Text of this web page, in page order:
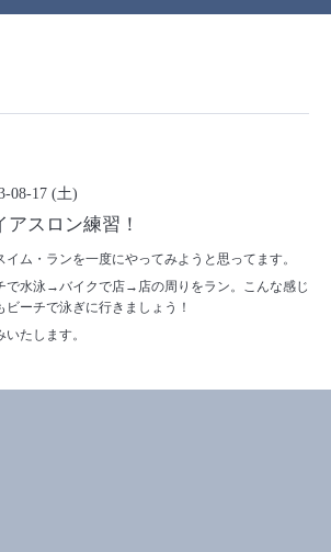
08-17 (土)
スロン練習！
ム・ランを一度にやってみようと思ってます。
で水泳→バイクで店→店の周りをラン。こんな感じ
ーチで泳ぎに行きましょう！
たします。